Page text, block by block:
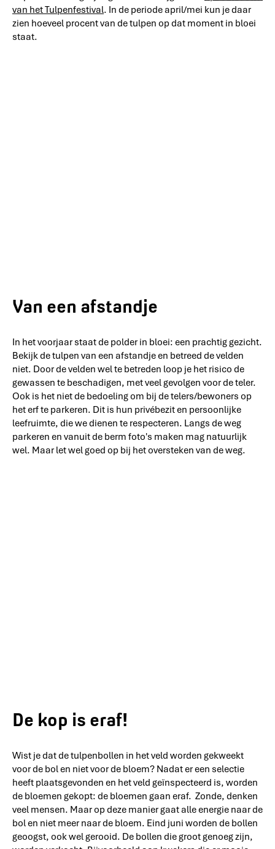
van het Tulpenfestival. In de periode april/mei kun je daar
zien hoeveel procent van de tulpen op dat moment in bloei
staat.
Van een afstandje
In het voorjaar staat de polder in bloei: een prachtig gezicht.
Bekijk de tulpen van een afstandje en betreed de velden
niet. Door de velden wel te betreden loop je het risico de
gewassen te beschadigen, met veel gevolgen voor de teler.
Ook is het niet de bedoeling om bij de telers/bewoners op
het erf te parkeren. Dit is hun privébezit en persoonlijke
leefruimte, die we dienen te respecteren. Langs de weg
parkeren en vanuit de berm foto's maken mag natuurlijk
wel. Maar let wel goed op bij het oversteken van de weg.
De kop is eraf!
Wist je dat de tulpenbollen in het veld worden gekweekt
voor de bol en niet voor de bloem? Nadat er een selectie
heeft plaatsgevonden en het veld geïnspecteerd is, worden
de bloemen gekopt: de bloemen gaan eraf. Zonde, denken
veel mensen. Maar op deze manier gaat alle energie naar de
bol en niet meer naar de bloem. Eind juni worden de bollen
geoogst, ook wel gerooid. De bollen die groot genoeg zijn,